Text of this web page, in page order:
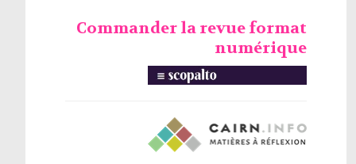
Commander la revue format
numérique